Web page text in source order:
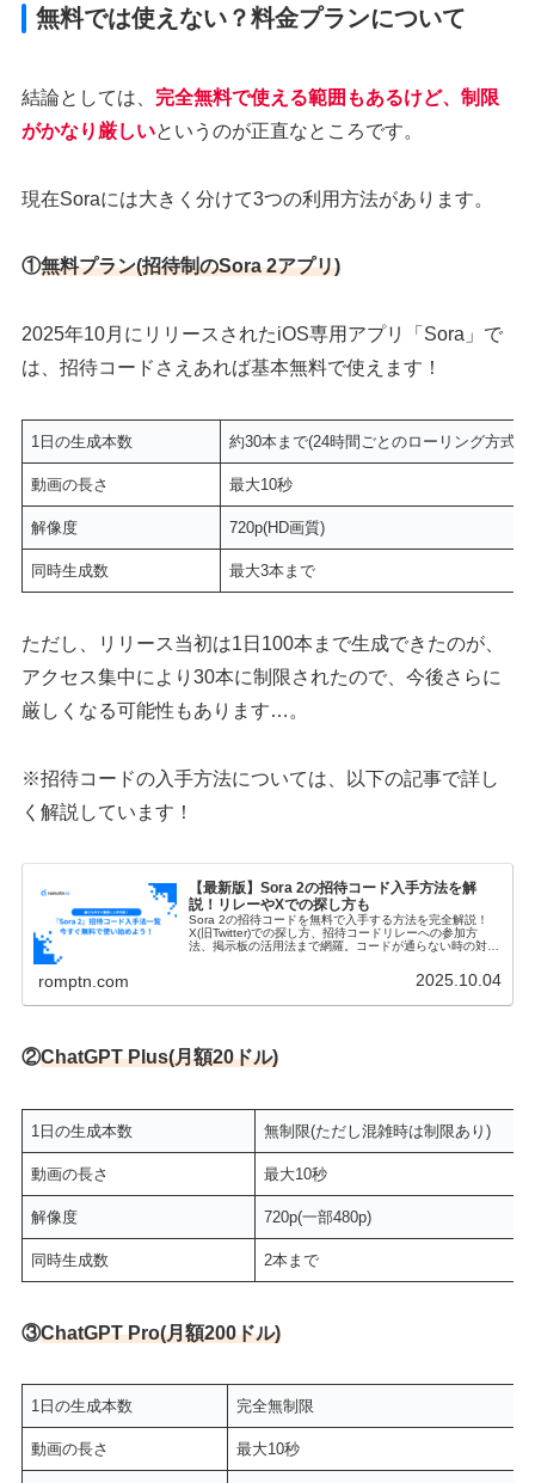
無料では使えない？料金プランについて
結論としては、 完全無料で使える範囲もあるけど、制限
がかなり厳しいというのが正直なところです。
現在Soraには大きく分けて3つの利用方法があります。
①無料プラン(招待制のSora 2アプリ)
2025年10月にリリースされたiOS専用アプリ「Sora」で
は、招待コードさえあれば基本無料で使えます！
1日の生成本数 約30本まで(24時間ごとのローリング方式)
動画の長さ 最大10秒
解像度 720p(HD画質)
同時生成数 最大3本まで
ただし、リリース当初は1日100本まで生成できたのが、
アクセス集中により30本に制限されたので、今後さらに
厳しくなる可能性もあります…。
※招待コードの入手方法については、以下の記事で詳し
く解説しています！
【最新版】Sora 2の招待コード入手方法を解
説！リレーやXでの探し方も
Sora 2の招待コードを無料で入手する方法を完全解説！
X(旧Twitter)での探し方、招待コードリレーへの参加方
法、掲示板の活用法まで網羅。コードが通らない時の対処
romptn.com 2025.10.04
②ChatGPT Plus(月額20ドル)
1日の生成本数 無制限(ただし混雑時は制限あり)
動画の長さ 最大10秒
解像度 720p(一部480p)
同時生成数 2本まで
③ChatGPT Pro(月額200ドル)
1日の生成本数 完全無制限
動画の長さ 最大10秒